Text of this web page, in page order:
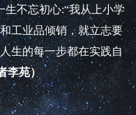
生不忘初心:“我从上小学
工业品倾销，就立志要
生的每一步都在实践自
李苑）